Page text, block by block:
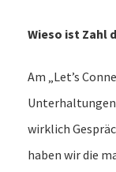
Wieso ist Zahl
Am „Let’s
wirklich
haben wir die